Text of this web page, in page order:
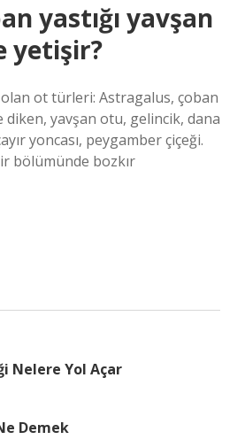
yastığı yavşan
yetişir?
olan ot türleri: Astragalus, çoban
diken, yavşan otu, gelincik, dana
yoncası, peygamber çiçeği.
bölümünde bozkır
Nelere Yol Açar
Demek